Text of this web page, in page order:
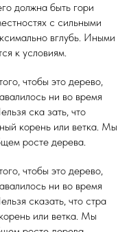
должна быть гори
с сильными
вглубь. Иными
к условиям.
чтобы это дерево,
ни во время
ска зать, что
корень или ветка. Мы
росте дерева.
чтобы это дерево,
ни во время
сказать, что стра
или ветка. Мы